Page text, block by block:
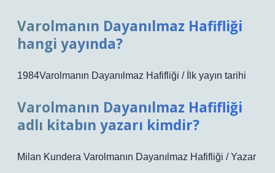
Varolmanın Dayanılmaz Hafifliği
hangi yayında?
1984Varolmanın Dayanılmaz Hafifliği / İlk yayın tarihi
Varolmanın Dayanılmaz Hafifliği
adlı kitabın yazarı kimdir?
Milan Kundera Varolmanın Dayanılmaz Hafifliği / Yazar